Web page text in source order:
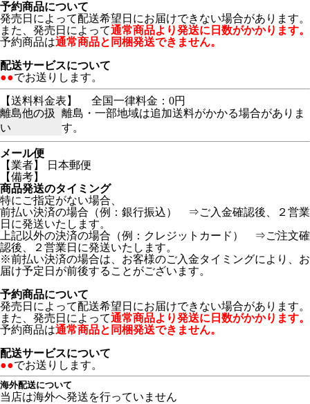
予約商品について
発売日によって配送希望日にお届けできない場合があります。
また、発売日によって通常商品より発送に日数がかかります。
予約商品は通常商品と同梱発送できません。
配送サービスについて
●●でお送りします。
【送料料金表】
全国一律料金：0円
離島他の扱
い
離島・一部地域は追加送料がかかる場合がありま
す。
メール便
【業者】 日本郵便
【備考】
商品発送のタイミング
特にご指定がない場合、
前払い決済の場合（例：銀行振込） ⇒ご入金確認後、２営業
日に発送いたします。
上記以外の決済の場合（例：クレジットカード） ⇒ご注文確
認後、２営業日に発送いたします。
※前払い決済の場合は、お客様のご入金タイミングにより、お
届け予定日が前後することがございます。
予約商品について
発売日によって配送希望日にお届けできない場合があります。
また、発売日によって通常商品より発送に日数がかかります。
予約商品は通常商品と同梱発送できません。
配送サービスについて
●●でお送りします。
海外配送について
当店は海外へ発送を行っていません